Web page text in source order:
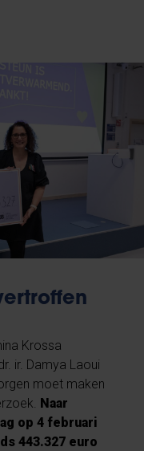
Krossa
ir. Damya Laoui
moet maken
Naar
op 4 februari
443.327 euro